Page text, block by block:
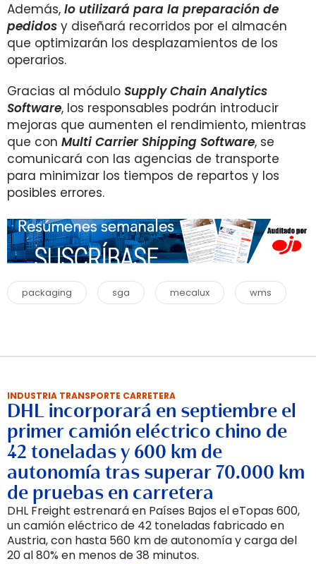
Además, lo utilizará para la preparación de
pedidos y diseñará recorridos por el almacén
que optimizarán los desplazamientos de los
operarios.
Gracias al módulo Supply Chain Analytics
Software, los responsables podrán introducir
mejoras que aumenten el rendimiento, mientras
que con Multi Carrier Shipping Software, se
comunicará con las agencias de transporte
para minimizar los tiempos de repartos y los
posibles errores.
packaging sga mecalux wms
INDUSTRIA TRANSPORTE CARRETERA
DHL incorporará en septiembre el
primer camión eléctrico chino de
42 toneladas y 600 km de
autonomía tras superar 70.000 km
de pruebas en carretera
DHL Freight estrenará en Países Bajos el eTopas 600,
un camión eléctrico de 42 toneladas fabricado en
Austria, con hasta 560 km de autonomía y carga del
20 al 80% en menos de 38 minutos.